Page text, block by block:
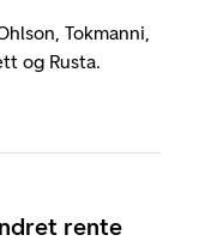
Tokmanni,
og Rusta.
rente